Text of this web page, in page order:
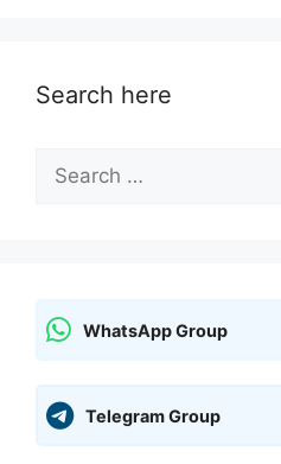
Search here
Search
for:
WhatsApp Group
Telegram Group